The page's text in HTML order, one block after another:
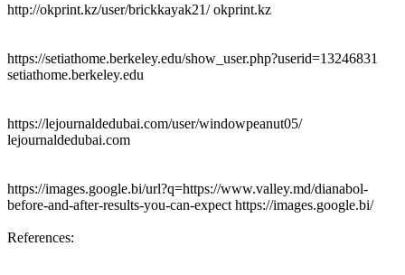
http://okprint.kz/user/brickkayak21/ okprint.kz
https://setiathome.berkeley.edu/show_user.php?userid=13246831
setiathome.berkeley.edu
https://lejournaldedubai.com/user/windowpeanut05/
lejournaldedubai.com
https://images.google.bi/url?q=https://www.valley.md/dianabol-
before-and-after-results-you-can-expect https://images.google.bi/
References: